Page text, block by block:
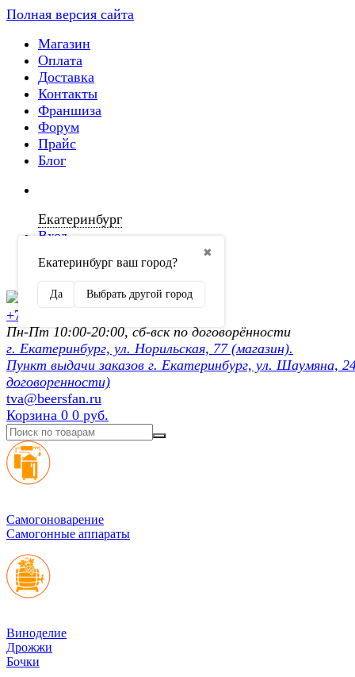
Полная версия сайта
Магазин
Оплата
Доставка
Контакты
Франшиза
Форум
Прайс
Блог
Екатеринбург
✖
Екатеринбург ваш город?
Да Выбрать другой город
Вход
Регистрация
+7 (902) 872-54-70
Пн-Пт 10:00-20:00, сб-вск по договорённости
г. Екатеринбург, ул. Норильская, 77 (магазин).
Пункт выдачи заказов г. Екатеринбург, ул. Шаумяна,
договоренности)
tva@beersfan.ru
Корзина 0 0 руб.
Cамогоноварение
Самогонные аппараты
Виноделие
Дрожжи
Бочки